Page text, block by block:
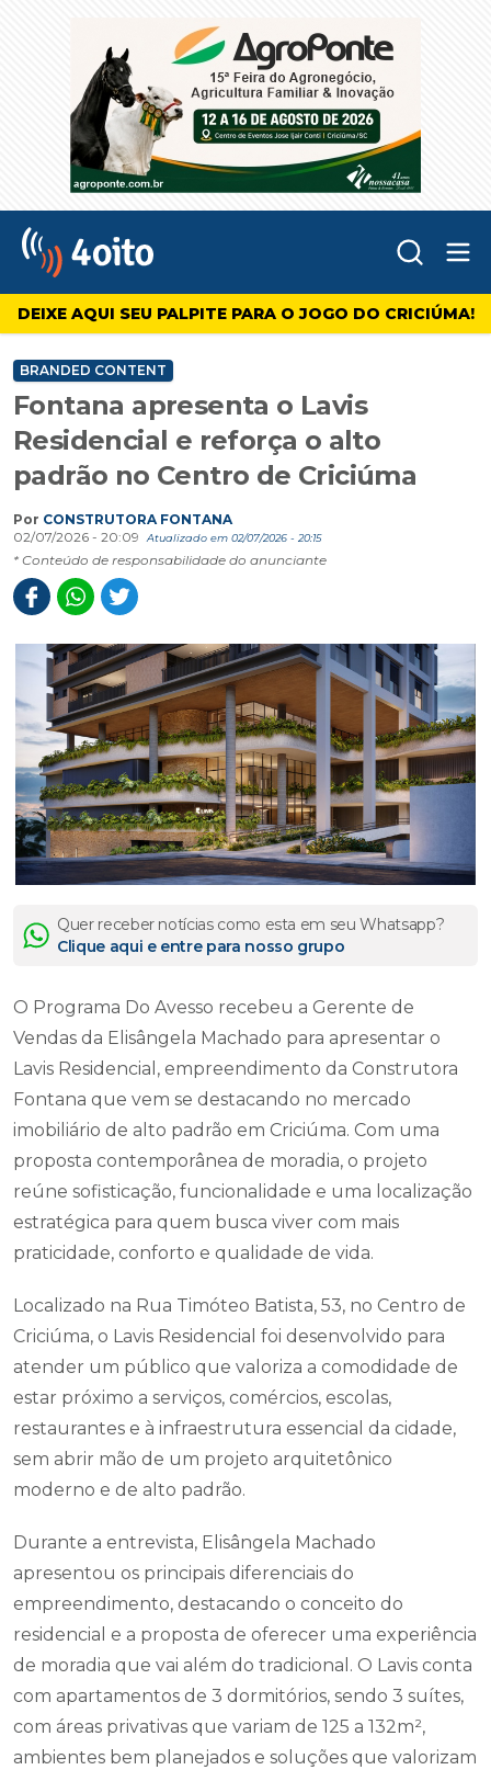
4oito
DEIXE AQUI SEU PALPITE PARA O JOGO DO CRICIÚMA!
BRANDED CONTENT
Fontana apresenta o Lavis
Residencial e reforça o alto
padrão no Centro de Criciúma
Por CONSTRUTORA FONTANA
02/07/2026 - 20:09
Atualizado em 02/07/2026 - 20:15
* Conteúdo de responsabilidade do anunciante
Quer receber notícias como esta em seu Whatsapp?
Clique aqui e entre para nosso grupo
O Programa Do Avesso recebeu a Gerente de
Vendas da Elisângela Machado para apresentar o
Lavis Residencial, empreendimento da Construtora
Fontana que vem se destacando no mercado
imobiliário de alto padrão em Criciúma. Com uma
proposta contemporânea de moradia, o projeto
reúne sofisticação, funcionalidade e uma localização
estratégica para quem busca viver com mais
praticidade, conforto e qualidade de vida.
Localizado na Rua Timóteo Batista, 53, no Centro de
Criciúma, o Lavis Residencial foi desenvolvido para
atender um público que valoriza a comodidade de
estar próximo a serviços, comércios, escolas,
restaurantes e à infraestrutura essencial da cidade,
sem abrir mão de um projeto arquitetônico
moderno e de alto padrão.
Durante a entrevista, Elisângela Machado
apresentou os principais diferenciais do
empreendimento, destacando o conceito do
residencial e a proposta de oferecer uma experiência
de moradia que vai além do tradicional. O Lavis conta
com apartamentos de 3 dormitórios, sendo 3 suítes,
com áreas privativas que variam de 125 a 132m²,
ambientes bem planejados e soluções que valorizam